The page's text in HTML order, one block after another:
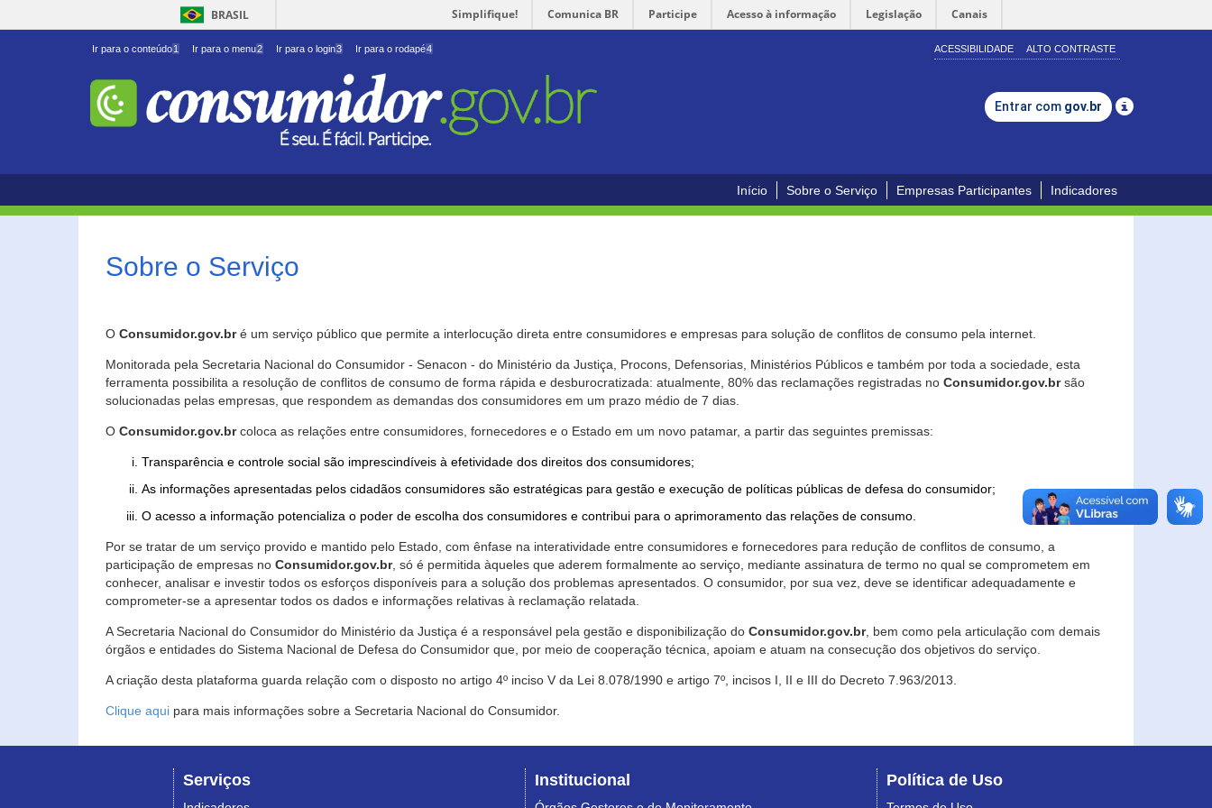
BRASIL Simplifique! Comunica BR Participe Acesso à informação Legislação Canais
Ir para o conteúdo1 Ir para o menu2 Ir para o login3 Ir para o rodapé4 ACESSIBILIDADE ALTO CONTRASTE
Entrar com gov.br
Início Sobre o Serviço Empresas Participantes Indicadores
Sobre o Serviço
O Consumidor.gov.bré um serviço público que permite a interlocução direta entre consumidores e empresas para solução de conflitos de consumo pela internet.
Monitorada pela Secretaria Nacional do Consumidor - Senacon - do Ministério da Justiça, Procons, Defensorias, Ministérios Públicos e também por toda a sociedade, esta
ferramenta possibilita a resolução de conflitos de consumo de forma rápida e desburocratizada: atualmente, 80% das reclamações registradas no Consumidor.gov.brsão
solucionadas pelas empresas, que respondem as demandas dos consumidores em um prazo médio de 7 dias.
O Consumidor.gov.brcoloca as relações entre consumidores, fornecedores e o Estado em um novo patamar, a partir das seguintes premissas:
Transparência e controle social são imprescindíveis à efetividade dos direitos dos consumidores;
As informações apresentadas pelos cidadãos consumidores são estratégicas para gestão e execução de políticas públicas de defesa do consumidor;
O acesso a informação potencializa o poder de escolha dos consumidores e contribui para o aprimoramento das relações de consumo.
Por se tratar de um serviço provido e mantido pelo Estado, com ênfase na interatividade entre consumidores e fornecedores para redução de conflitos de consumo, a
participação de empresas no Consumidor.gov.br, só é permitida àqueles que aderem formalmente ao serviço, mediante assinatura de termo no qual se comprometem em
conhecer, analisar e investir todos os esforços disponíveis para a solução dos problemas apresentados. O consumidor, por sua vez, deve se identificar adequadamente e
comprometer-se a apresentar todos os dados e informações relativas à reclamação relatada.
A Secretaria Nacional do Consumidor do Ministério da Justiça é a responsável pela gestão e disponibilização do Consumidor.gov.br, bem como pela articulação com demais
órgãos e entidades do Sistema Nacional de Defesa do Consumidor que, por meio de cooperação técnica, apoiam e atuam na consecução dos objetivos do serviço.
A criação desta plataforma guarda relação com o disposto no artigo 4º inciso V da Lei 8.078/1990 e artigo 7º, incisos I, II e III do Decreto 7.963/2013.
Clique aqui para mais informações sobre a Secretaria Nacional do Consumidor.
Serviços Institucional Política de Uso